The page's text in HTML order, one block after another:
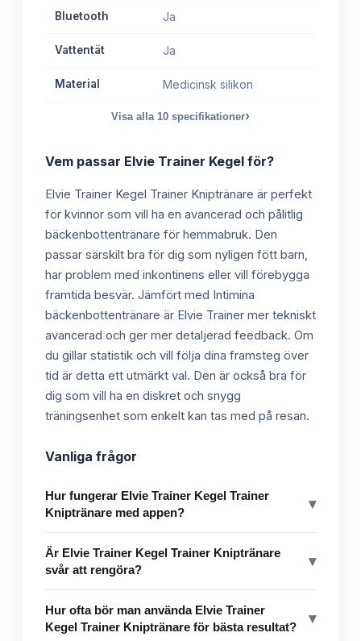
Bluetooth Ja
Vattentät Ja
Material Medicinsk silikon
Visa alla 10 specifikationer›
Vem passar Elvie Trainer Kegel för?
Elvie Trainer Kegel Trainer Kniptränare är perfekt
för kvinnor som vill ha en avancerad och pålitlig
bäckenbottentränare för hemmabruk. Den
passar särskilt bra för dig som nyligen fött barn,
har problem med inkontinens eller vill förebygga
framtida besvär. Jämfört med Intimina
bäckenbottentränare är Elvie Trainer mer tekniskt
avancerad och ger mer detaljerad feedback. Om
du gillar statistik och vill följa dina framsteg över
tid är detta ett utmärkt val. Den är också bra för
dig som vill ha en diskret och snygg
träningsenhet som enkelt kan tas med på resan.
Vanliga frågor
Hur fungerar Elvie Trainer Kegel Trainer
Kniptränare med appen?
▾
Är Elvie Trainer Kegel Trainer Kniptränare
svår att rengöra?
▾
Hur ofta bör man använda Elvie Trainer
Kegel Trainer Kniptränare för bästa resultat?
▾